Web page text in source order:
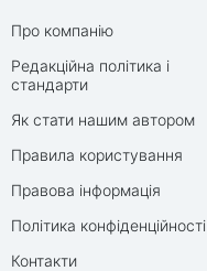
Про компанію
Редакційна політика і
стандарти
Як стати нашим автором
Правила користування
Правова інформація
Політика конфіденційності
Контакти